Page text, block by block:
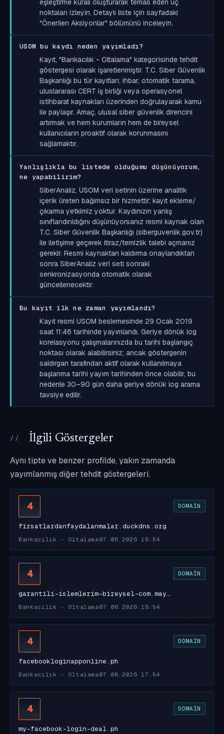
noktaları izleyin. Detaylı liste için sayfadaki
"Önerilen Aksiyonlar" bölümünü inceleyin.
USOM bu kaydı neden yayımladı?
Kayıt, "Bankacılık - Oltalama" kategorisinde tehdit
göstergesi olarak işaretlenmiştir. T.C. Siber Güvenlik
Başkanlığı bu tür kayıtları; ihbar, otomatik tarama,
uluslararası CERT iş birliği veya operasyonel
istihbarat kaynakları üzerinden doğrulayarak kamu
ile paylaşır. Amaç, ulusal siber güvenlik direncini
artırmak ve hem kurumların hem de bireysel
kullanıcıların proaktif olarak korunmasını
sağlamaktır.
Yanlışlıkla bu listede olduğumu düşünüyorum,
ne yapabilirim?
SiberAnaliz, USOM veri setinin üzerine analitik
içerik üreten bağımsız bir hizmettir; kayıt ekleme/
çıkarma yetkimiz yoktur. Kaydınızın yanlış
sınıflandırıldığını düşünüyorsanız resmi kaynak olan
T.C. Siber Güvenlik Başkanlığı (siberguvenlik.gov.tr)
ile iletişime geçerek itiraz/temizlik talebi açmanız
gerekir. Resmi kaynaktan kaldırma onaylandıktan
sonra SiberAnaliz veri seti sonraki
senkronizasyonda otomatik olarak
güncellenecektir.
Bu kayıt ilk ne zaman yayımlandı?
Kayıt resmi USOM beslemesinde 29 Ocak 2019
saat 11:46 tarihinde yayımlandı. Geriye dönük log
korelasyonu çalışmalarınızda bu tarihi başlangıç
noktası olarak alabilirsiniz; ancak göstergenin
saldırgan tarafından aktif olarak kullanılmaya
başlanma tarihi yayım tarihinden önce olabilir, bu
nedenle 30–90 gün daha geriye dönük log arama
tavsiye edilir.
İlgili Göstergeler
Aynı tipte ve benzer profilde, yakın zamanda
yayımlanmış diğer tehdit göstergeleri.
4 DOMAIN
firsatlardanfaydalanmalar.duckdns.org
Bankacılık - Oltalama 07.08.2026 18:54
4 DOMAIN
garantili-islemlerim-bireysel-com.may…
Bankacılık - Oltalama 07.08.2026 18:54
4 DOMAIN
facebookloginapponline.ph
Bankacılık - Oltalama 07.08.2026 17:54
4 DOMAIN
my-facebook-login-deal.ph